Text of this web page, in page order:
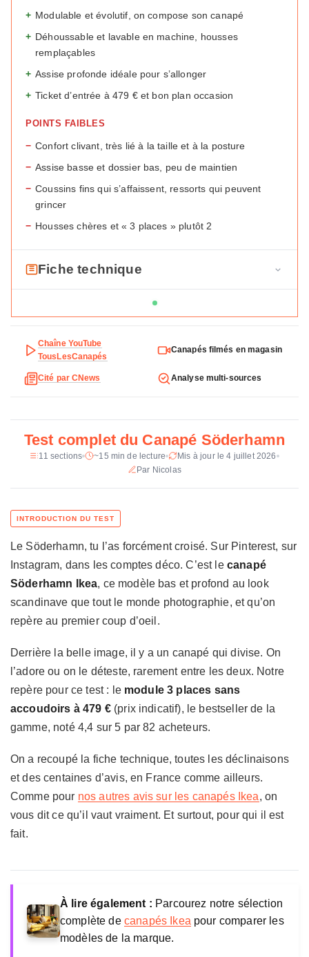
+ Modulable et évolutif, on compose son canapé
+ Déhoussable et lavable en machine, housses
remplaçables
+ Assise profonde idéale pour s’allonger
+ Ticket d’entrée à 479 € et bon plan occasion
POINTS FAIBLES
− Confort clivant, très lié à la taille et à la posture
− Assise basse et dossier bas, peu de maintien
− Coussins fins qui s’affaissent, ressorts qui peuvent
grincer
− Housses chères et « 3 places » plutôt 2
Fiche technique
e
t
e
d
u
a
n
a
p
é
d
e
r
h
déhoussable
Configurations
angle, méridienne,
Profondeur d’assise 48 cm
Hauteur d’assise 40 cm
69 cm
Garnissage
Structure
Panneau de fibres de
bois, contreplaqué, bois,
acier
Revêtement
Convertible
Version disponible (dès 1
Garantie
10 ans (cadres et
coussins)
Chaîne YouTube
TousLesCanapés
Canapés filmés en magasin
Cité par CNews Analyse multi-sources
Test complet du Canapé Söderhamn
11 sections ~15 min de lecture
Mis à jour le 4 juillet 2026
Par Nicolas
Le Söderhamn, tu l’as forcément croisé. Sur Pinterest, sur
Instagram, dans les comptes déco. C’est le canapé
Söderhamn Ikea, ce modèle bas et profond au look
scandinave que tout le monde photographie, et qu’on
repère au premier coup d’oeil.
Derrière la belle image, il y a un canapé qui divise. On
l’adore ou on le déteste, rarement entre les deux. Notre
repère pour ce test : le module 3 places sans
accoudoirs à 479 €(prix indicatif), le bestseller de la
gamme, noté 4,4 sur 5 par 82 acheteurs.
On a recoupé la fiche technique, toutes les déclinaisons
et des centaines d’avis, en France comme ailleurs.
Comme pour nos autres avis sur les canapés Ikea, on
vous dit ce qu’il vaut vraiment. Et surtout, pour qui il est
fait.
À lire également : Parcourez notre sélection
complète de canapés Ikea pour comparer les
modèles de la marque.